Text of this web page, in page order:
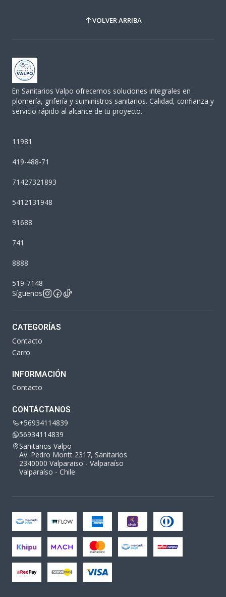
VOLVER ARRIBA
En Sanitarios Valpo ofrecemos soluciones integrales en
plomería, grifería y suministros sanitarios. Calidad, confianza y
servicio rápido al alcance de tu proyecto.
11981
419-488-71
71427321893
5412131948
91688
741
8888
519-7148
Síguenos
CATEGORÍAS
Contacto
Carro
INFORMACIÓN
Contacto
CONTÁCTANOS
+56934114839
56934114839
Sanitarios Valpo
Av. Pedro Montt 2317, Sanitarios
2340000 Valparaiso - Valparaíso
Valparaíso - Chile